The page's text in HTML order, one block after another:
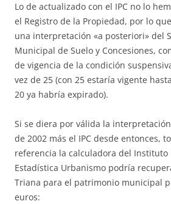
Lo de actualizado con el IPC no lo
el Registro de la Propiedad, por lo
una interpretación «a posteriori» del
Municipal de Suelo y Concesiones,
de vigencia de la condición
vez de 25 (con 25 estaría vigente
20 ya habría expirado).
Si se diera por válida la
de 2002 más el IPC desde entonces,
referencia la calculadora del Instituto
Estadística Urbanismo podría
Triana para el patrimonio municipal
euros: